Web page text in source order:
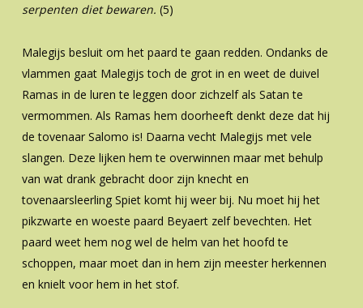
serpenten diet bewaren. (5)
Malegijs besluit om het paard te gaan redden. Ondanks de
vlammen gaat Malegijs toch de grot in en weet de duivel
Ramas in de luren te leggen door zichzelf als Satan te
vermommen. Als Ramas hem doorheeft denkt deze dat hij
de tovenaar Salomo is! Daarna vecht Malegijs met vele
slangen. Deze lijken hem te overwinnen maar met behulp
van wat drank gebracht door zijn knecht en
tovenaarsleerling Spiet komt hij weer bij. Nu moet hij het
pikzwarte en woeste paard Beyaert zelf bevechten. Het
paard weet hem nog wel de helm van het hoofd te
schoppen, maar moet dan in hem zijn meester herkennen
en knielt voor hem in het stof.